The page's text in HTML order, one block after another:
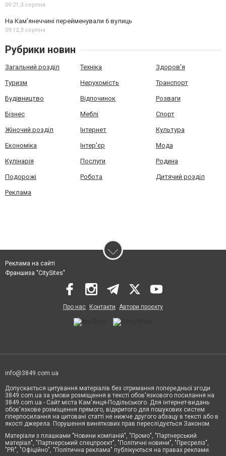
09:21,3 серпня
На Камʼянеччині перейменували 6 вулиць
09:12,3 серпня
Рубрики новин
Загальний розділ Техніка Здоров'я
Туризм Нерухомість Транспорт
Будівництво Відпочинок Розваги
Бізнес Меблі Спорт
Жіночий розділ Інтернет Культура
Економіка Інтер'єр Мода
Кулінарія Послуги Родина
Подорожі Робота Дитячий розділ
Реклама
Реклама на сайті
Франшиза "CitySites"
Про нас Контакти Автори проєкту
info@3849.com.ua
Допускається цитування матеріалів без отримання попередньої згоди
3849.com.ua за умови розміщення в тексті обов'язкового посилання на
3849.com.ua - Сайт міста Кам'янця-Подільського. Для інтернет-видань
обов'язкове розміщення прямого, відкритого для пошукових систем
гіперпосилання на цитовані статті не нижче другого абзацу в тексті або в
якості джерела. Порушення виняткових прав переслідується Законом.
Матеріали з плашками "Новини компаній", "Промо", "Партнерський
матеріал", "Партнерський спецпроєкт", "Політичні новини", "Пресреліз",
"PR", "Офіційно", "Політична реклама" публікуються на правах реклами.